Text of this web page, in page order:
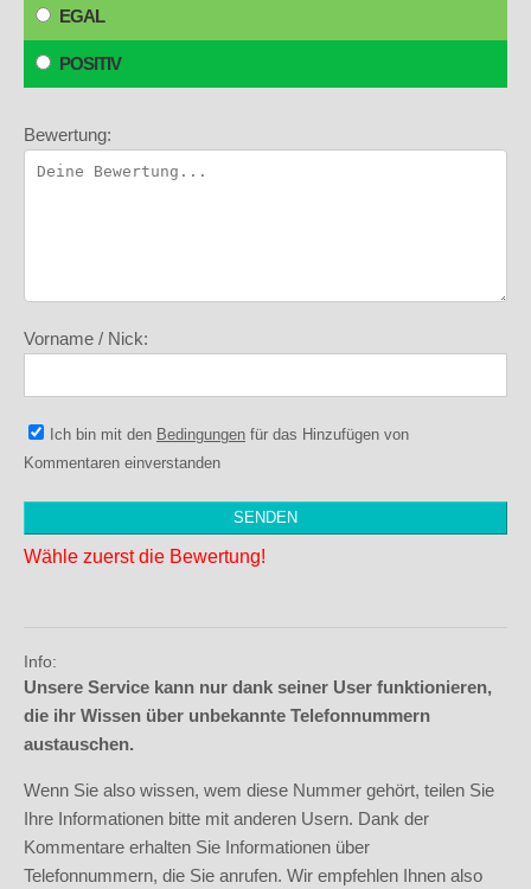
EGAL
POSITIV
Bewertung:
Vorname / Nick:
Ich bin mit den Bedingungen für das Hinzufügen von
Kommentaren einverstanden
Wähle zuerst die Bewertung!
Info:
Unsere Service kann nur dank seiner User funktionieren,
die ihr Wissen über unbekannte Telefonnummern
austauschen.
Wenn Sie also wissen, wem diese Nummer gehört, teilen Sie
Ihre Informationen bitte mit anderen Usern. Dank der
Kommentare erhalten Sie Informationen über
Telefonnummern, die Sie anrufen. Wir empfehlen Ihnen also